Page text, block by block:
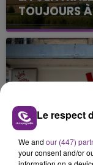
TOUJOURS
Cela fait déjà
nucléaire
justifiée par la
présente.
LE MAGASIN
Le respect
We and our (447)
your consent and/or